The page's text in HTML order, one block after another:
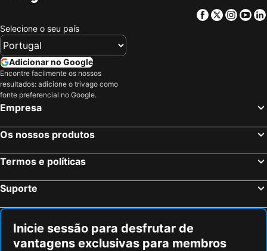
Facebook
Twitter
Selecione o seu país
Adicionar no Google
Encontre facilmente os nossos
resultados: adicione o trivago como
fonte preferencial no Google.
Empresa
Os nossos produtos
Termos e políticas
Suporte
Inicie sessão para desfrutar de
vantagens exclusivas para membros